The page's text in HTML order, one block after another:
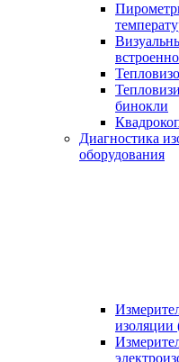
бинокли
Диагностика
оборудования
изоляции